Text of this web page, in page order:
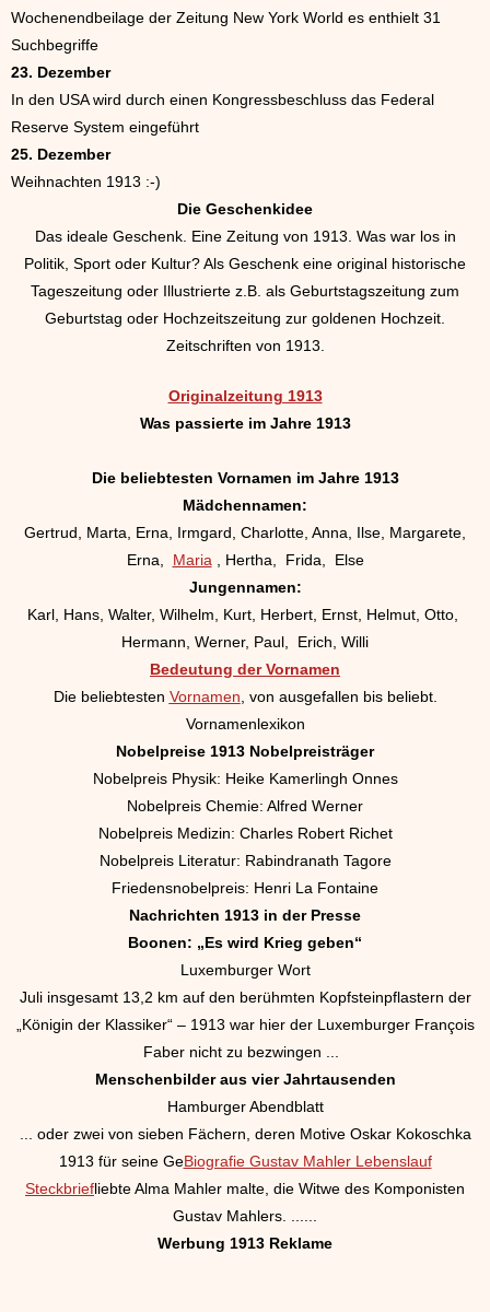
Wochenendbeilage der Zeitung New York World es enthielt 31
Suchbegriffe
23. Dezember
In den USA wird durch einen Kongressbeschluss das Federal
Reserve System eingeführt
25. Dezember
Weihnachten 1913 :-)
Die Geschenkidee
Das ideale Geschenk. Eine Zeitung von 1913. Was war los in
Politik, Sport oder Kultur? Als Geschenk eine original historische
Tageszeitung oder Illustrierte z.B. als Geburtstagszeitung zum
Geburtstag oder Hochzeitszeitung zur goldenen Hochzeit.
Zeitschriften von 1913.
Originalzeitung 1913
Was passierte im Jahre 1913
Die beliebtesten Vornamen im Jahre 1913
Mädchennamen:
Gertrud, Marta, Erna, Irmgard, Charlotte, Anna, Ilse, Margarete,
Erna, Maria , Hertha, Frida, Else
Jungennamen:
Karl, Hans, Walter, Wilhelm, Kurt, Herbert, Ernst, Helmut, Otto,
Hermann, Werner, Paul, Erich, Willi
Bedeutung der Vornamen
Die beliebtesten Vornamen , von ausgefallen bis beliebt.
Vornamenlexikon
Nobelpreise 1913 Nobelpreisträger
Nobelpreis Physik: Heike Kamerlingh Onnes
Nobelpreis Chemie: Alfred Werner
Nobelpreis Medizin: Charles Robert Richet
Nobelpreis Literatur: Rabindranath Tagore
Friedensnobelpreis: Henri La Fontaine
Nachrichten 1913 in der Presse
Boonen: „Es wird Krieg geben“
Luxemburger Wort
Juli insgesamt 13,2 km auf den berühmten Kopfsteinpflastern der
„Königin der Klassiker“ – 1913 war hier der Luxemburger François
Faber nicht zu bezwingen ...
Menschenbilder aus vier Jahrtausenden
Hamburger Abendblatt
... oder zwei von sieben Fächern, deren Motive Oskar Kokoschka
1913 für seine GeBiografie Gustav Mahler Lebenslauf
Steckbriefliebte Alma Mahler malte, die Witwe des Komponisten
Gustav Mahlers. ......
Werbung 1913 Reklame